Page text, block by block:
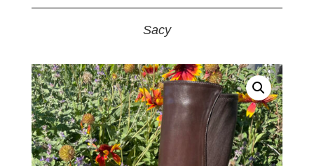
Sacy